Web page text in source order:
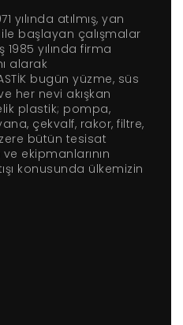
yılında atılmış, yan
başlayan çalışmalar
yılında firma
alarak
bugün yüzme, süs
her nevi akışkan
plastik; pompa,
çekvalf, rakor, filtre,
bütün tesisat
ekipmanlarının
konusunda ülkemizin